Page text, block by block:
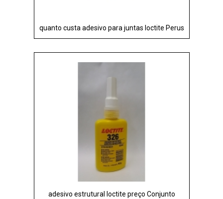
quanto custa adesivo para juntas loctite Perus
adesivo estrutural loctite preço Conjunto